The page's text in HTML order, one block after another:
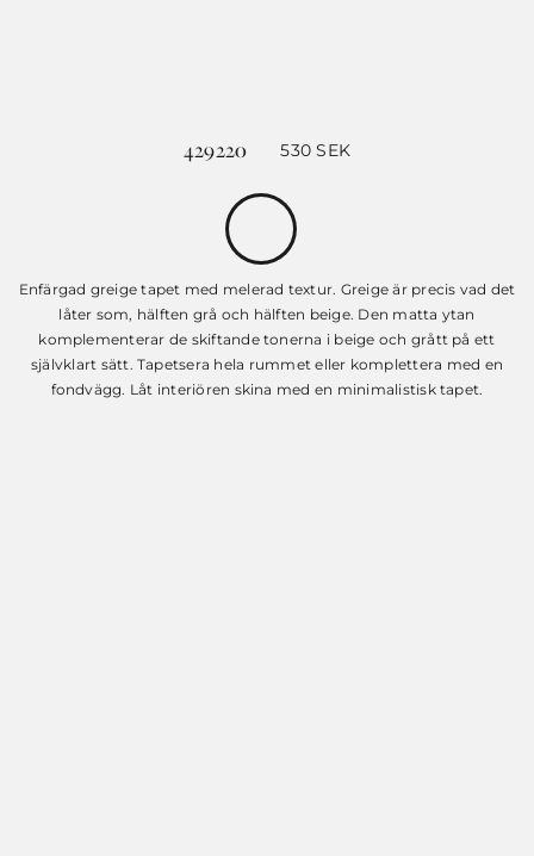
429220 530SEK
Enfärgad greige tapet med melerad textur. Greige är precis vad det
låter som, hälften grå och hälften beige. Den matta ytan
komplementerar de skiftande tonerna i beige och grått på ett
självklart sätt. Tapetsera hela rummet eller komplettera med en
fondvägg. Låt interiören skina med en minimalistisk tapet.